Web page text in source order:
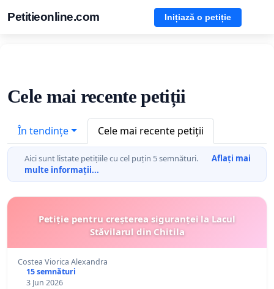
Petitieonline.com Inițiază o petiție
Cele mai recente petiții
În tendințe Cele mai recente petiții
Aici sunt listate petițiile cu cel puțin 5 semnături.
Aflați mai
multe informații...
Petiție pentru creșterea siguranței la Lacul
Stăvilarul din Chitila
Costea Viorica Alexandra
15 semnături
3 Jun 2026